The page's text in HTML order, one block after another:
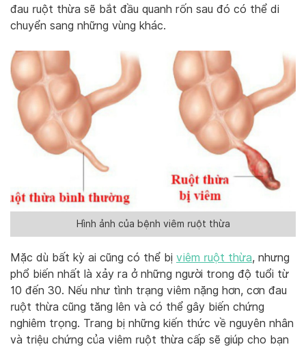
đau ruột thừa sẽ bắt đầu quanh rốn sau đó có thể di
chuyển sang những vùng khác.
Hình ảnh của bệnh viêm ruột thừa
Mặc dù bất kỳ ai cũng có thể bị viêm ruột thừa, nhưng
phổ biến nhất là xảy ra ở những người trong độ tuổi từ
10 đến 30. Nếu như tình trạng viêm nặng hơn, cơn đau
ruột thừa cũng tăng lên và có thể gây biến chứng
nghiêm trọng. Trang bị những kiến thức về nguyên nhân
và triệu chứng của viêm ruột thừa cấp sẽ giúp cho bạn